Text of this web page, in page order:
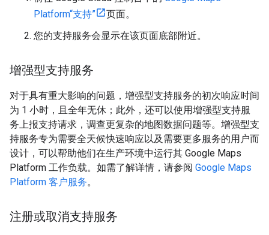
Platform“支持”
页面。
您的支持服务会显示在该页面底部附近。
增强型支持服务
对于具有重大影响的问题，增强型支持服务的初次响应时间
为 1 小时，且全年无休；此外，还可以使用增强型支持服
务上报支持请求，调查更复杂的地图数据问题等。增强型支
持服务专为需要全天候快速响应以及需要更多服务的用户而
设计，可以帮助他们在生产环境中运行其 Google Maps
Platform 工作负载。如需了解详情，请参阅 Google Maps
Platform 客户服务。
注册或取消支持服务